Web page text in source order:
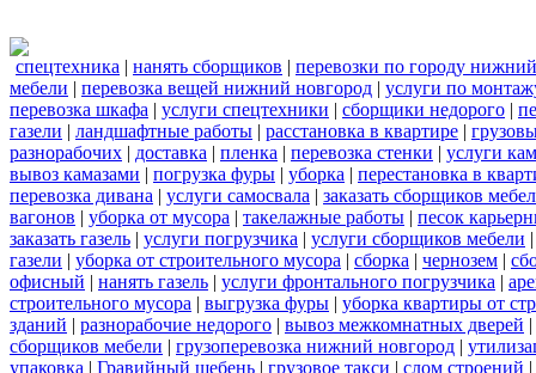
спецтехника | нанять сборщиков | перевозки по городу
мебели | перевозка вещей нижний новгород | услуги по
перевозка шкафа | услуги спецтехники | сборщики недорого |
газели | ландшафтные работы | расстановка в квартире |
разнорабочих | доставка | пленка | перевозка стенки | услуги
вывоз камазами | погрузка фуры | уборка | перестановка в
перевозка дивана | услуги самосвала | заказать сборщиков
вагонов | уборка от мусора | такелажные работы | песок
заказать газель | услуги погрузчика | услуги сборщиков мебели
газели | уборка от строительного мусора | сборка | чернозем |
офисный | нанять газель | услуги фронтального погрузчика |
строительного мусора | выгрузка фуры | уборка квартиры от
зданий | разнорабочие недорого | вывоз межкомнатных дверей |
сборщиков мебели | грузоперевозка нижний новгород |
упаковка | Гравийный щебень | грузовое такси | слом строений |